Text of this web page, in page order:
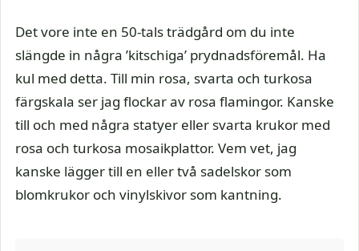
Det vore inte en 50-tals trädgård om du inte
slängde in några ’kitschiga’ prydnadsföremål. Ha
kul med detta. Till min rosa, svarta och turkosa
färgskala ser jag flockar av rosa flamingor. Kanske
till och med några statyer eller svarta krukor med
rosa och turkosa mosaikplattor. Vem vet, jag
kanske lägger till en eller två sadelskor som
blomkrukor och vinylskivor som kantning.